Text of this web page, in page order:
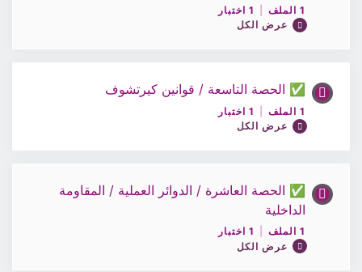
اختبار 7/ الفيزياء12
1 الملف
1 اختبار
عرض الكل
محتوى الدرس
0% مكتمل 0/1 Steps
اختبار 8 / الفيزياء12
✅ الحصة التاسعة / قوانين كيرتشوف
1 الملف
1 اختبار
عرض الكل
محتوى الدرس
0% مكتمل
✅ الحصة العاشرة / الدوائر العملية / المقاومة
الداخلية
1 الملف
1 اختبار
عرض الكل